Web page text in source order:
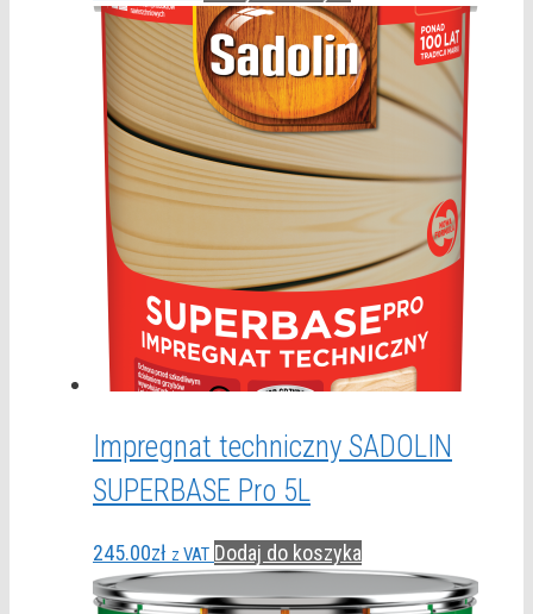
Impregnat techniczny SADOLIN
SUPERBASE Pro 5L
245.00zł z VAT Dodaj do koszyka